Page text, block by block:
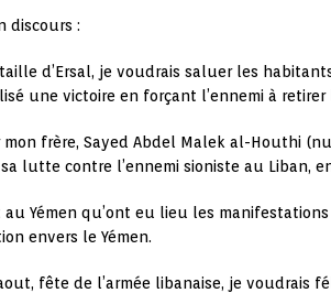
discours :
d’Ersal, je voudrais saluer les
une victoire en forçant l’ennemi à
mon frère, Sayed Abdel Malek al-Houthi
lutte contre l’ennemi sioniste au Liban,
au Yémen qu’ont eu lieu les
envers le Yémen.
fête de l’armée libanaise, je voudrais